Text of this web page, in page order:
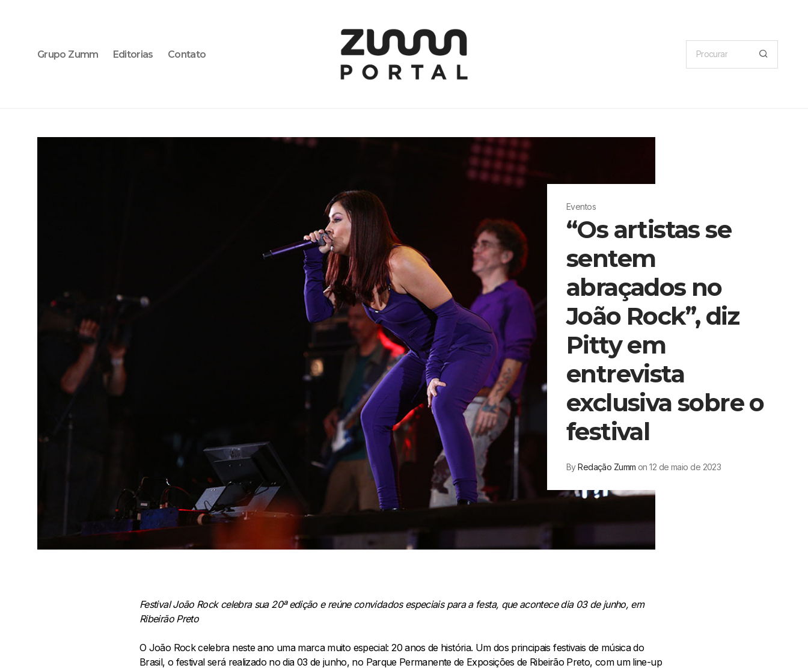
Grupo Zumm Editorias Contato
Eventos
“Os artistas se
sentem
abraçados no
João Rock”, diz
Pitty em
entrevista
exclusiva sobre o
festival
ByRedação Zumm on 12 de maio de 2023
Festival João Rock celebra sua 20ª edição e reúne convidados especiais para a festa, que acontece dia 03 de junho, em
Ribeirão Preto
O João Rock celebra neste ano uma marca muito especial: 20 anos de história. Um dos principais festivais de música do
Brasil, o festival será realizado no dia 03 de junho, no Parque Permanente de Exposições de Ribeirão Preto, com um line-up